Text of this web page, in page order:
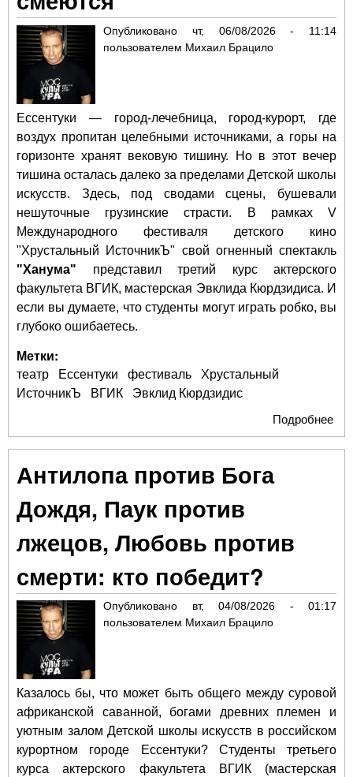
Опубликовано чт, 06/08/2026 - 11:14
пользователем Михаил Брацило
Ессентуки — город-лечебница, город-курорт, где
воздух пропитан целебными источниками, а горы на
горизонте хранят вековую тишину. Но в этот вечер
тишина осталась далеко за пределами Детской школы
искусств. Здесь, под сводами сцены, бушевали
нешуточные грузинские страсти. В рамках V
Международного фестиваля детского кино
"Хрустальный ИсточникЪ" свой огненный спектакль
"Ханума" представил третий курс актерского
факультета ВГИК, мастерская Эвклида Кюрдзидиса. И
если вы думаете, что студенты могут играть робко, вы
глубоко ошибаетесь.
Метки:
театр Ессентуки фестиваль
Хрустальный
ИсточникЪ
ВГИК
Эвклид Кюрдзидис
Подробнее
Антилопа против Бога
Дождя, Паук против
лжецов, Любовь против
смерти: кто победит?
Опубликовано вт, 04/08/2026 - 01:17
пользователем Михаил Брацило
Казалось бы, что может быть общего между суровой
африканской саванной, богами древних племен и
уютным залом Детской школы искусств в российском
курортном городе Ессентуки? Студенты третьего
курса актерского факультета ВГИК (мастерская